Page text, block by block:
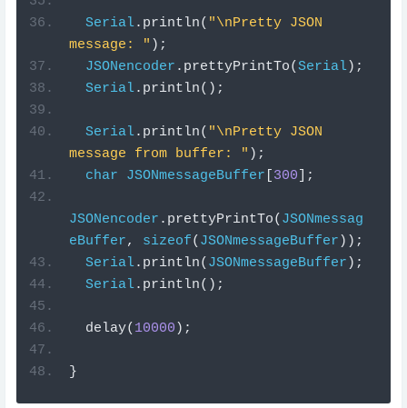
Serial. println( "\nPretty JSON
message: " );
JSONencoder . prettyPrintTo(Serial);
Serial. println();
Serial. println( "\nPretty JSON
message from buffer: " );
char
JSONmessageBuffer 300 ];
JSONencoder . prettyPrintTo( JSONmessag
eBuffer, sizeof( JSONmessageBuffer ));
Serial. println( JSONmessageBuffer );
Serial. println();
  delay
( 10000 );
}